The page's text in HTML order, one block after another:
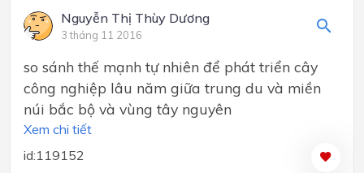
Nguyễn Thị Thùy Dương
3 tháng 11 2016
so sánh thế mạnh tự nhiên để phát triển cây
công nghiệp lâu năm giữa trung du và miền
núi bắc bộ và vùng tây nguyên
Xem chi tiết
id:119152